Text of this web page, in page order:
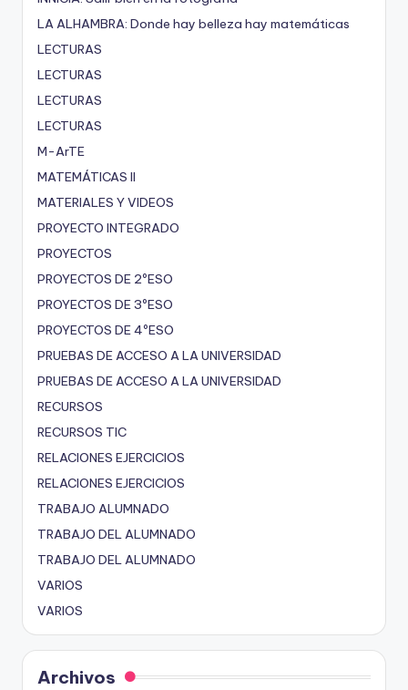
LA ALHAMBRA: Donde hay belleza hay matemáticas
LECTURAS
LECTURAS
LECTURAS
LECTURAS
M-ArTE
MATEMÁTICAS II
MATERIALES Y VIDEOS
PROYECTO INTEGRADO
PROYECTOS
PROYECTOS DE 2ºESO
PROYECTOS DE 3ºESO
PROYECTOS DE 4ºESO
PRUEBAS DE ACCESO A LA UNIVERSIDAD
PRUEBAS DE ACCESO A LA UNIVERSIDAD
RECURSOS
RECURSOS TIC
RELACIONES EJERCICIOS
RELACIONES EJERCICIOS
TRABAJO ALUMNADO
TRABAJO DEL ALUMNADO
TRABAJO DEL ALUMNADO
VARIOS
VARIOS
Archivos